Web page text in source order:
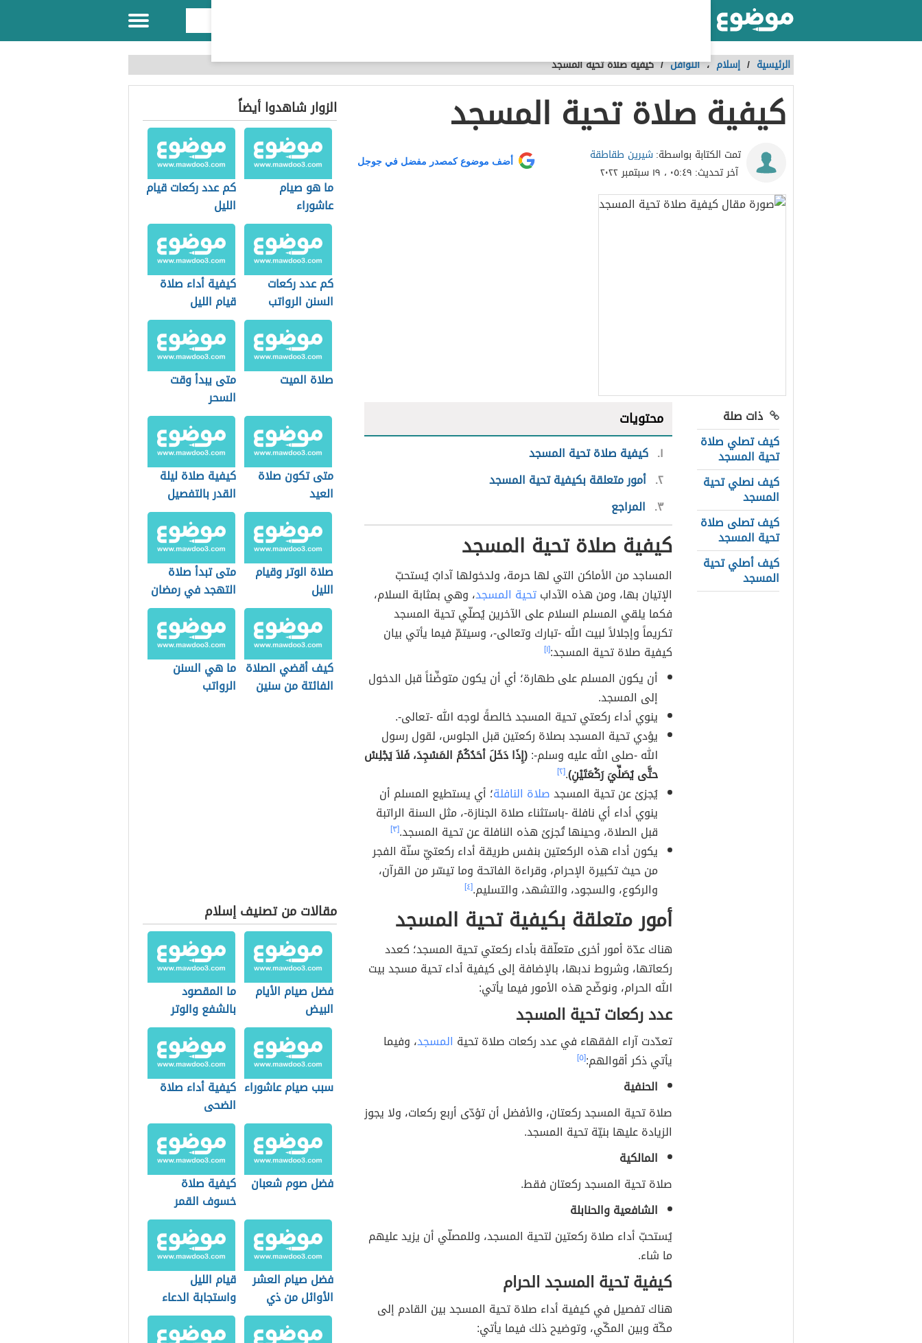
الرئيسية / إسلام ،النوافل /كيفية صلاة تحية المسجد
كيفية صلاة تحية المسجد
تمت الكتابة بواسطة:شيرين طقاطقة
آخر تحديث: ٠٥:٤٩ ، ١٩ سبتمبر ٢٠٢٢
أضف موضوع كمصدر مفضل في جوجل
ذات صلة
كيف تصلي صلاة
تحية المسجد
كيف نصلي تحية
المسجد
كيف تصلى صلاة
تحية المسجد
كيف أصلي تحية
المسجد
محتويات
١ كيفية صلاة تحية المسجد
٢ أمور متعلقة بكيفية تحية المسجد
٣ المراجع
كيفية صلاة تحية المسجد
المساجد من الأماكن التي لها حرمة، ولدخولها آدابٌ يُستحبّ
الإتيان بها، ومن هذه الآدابتحية المسجد، وهي بمثابة السلام،
فكما يلقي المسلم السلام على الآخرين يُصلّي تحية المسجد
تكريماً وإجلالاً لبيت الله -تبارك وتعالى-، وسيتمّ فيما يأتي بيان
كيفية صلاة تحية المسجد:[١]
أن يكون المسلم على طهارة؛ أي أن يكون متوضِّئاً قبل الدخول
إلى المسجد.
ينوي أداء ركعتي تحية المسجد خالصةً لوجه الله -تعالى-.
يؤدي تحية المسجد بصلاة ركعتين قبل الجلوس، لقول رسول
الله -صلى الله عليه وسلم-:(إِذَا دَخَلَ أحَدُكُمُ المَسْجِدَ، فَلاَ يَجْلِسْ
حتَّى يُصَلِّيَ رَكْعَتَيْنِ).[٢]
يُجزئ عن تحية المسجدصلاة النافلة؛ أي يستطيع المسلم أن
ينوي أداء أي نافلة -باستثناء صلاة الجنازة-، مثل السنة الراتبة
قبل الصلاة، وحينها تُجزئ هذه النافلة عن تحية المسجد.[٣]
يكون أداء هذه الركعتين بنفس طريقة أداء ركعتيّ سنّة الفجر
من حيث تكبيرة الإحرام، وقراءة الفاتحة وما تيسّر من القرآن،
والركوع، والسجود، والتشهد، والتسليم.[٤]
أمور متعلقة بكيفية تحية المسجد
هناك عدّة أمور أخرى متعلّقة بأداء ركعتي تحية المسجد؛ كعدد
ركعاتها، وشروط ندبها، بالإضافة إلى كيفية أداء تحية مسجد بيت
الله الحرام، ونوضّح هذه الأمور فيما يأتي:
عدد ركعات تحية المسجد
تعدّدت آراء الفقهاء في عدد ركعات صلاة تحية المسجد، وفيما
يأتي ذكر أقوالهم:[٥]
الحنفية
صلاة تحية المسجد ركعتان، والأفضل أن تؤدّى أربع ركعات، ولا يجوز
الزيادة عليها بنيّة تحية المسجد.
المالكية
صلاة تحية المسجد ركعتان فقط.
الشافعية والحنابلة
يُستحبّ أداء صلاة ركعتين لتحية المسجد، وللمصلّي أن يزيد عليهم
ما شاء.
كيفية تحية المسجد الحرام
هناك تفصيل في كيفية أداء صلاة تحية المسجد بين القادم إلى
مكّة وبين المكّي، وتوضيح ذلك فيما يأتي:
الزوار شاهدوا أيضاً
ما هو صيام
عاشوراء
كم عدد ركعات قيام
الليل
كم عدد ركعات
السنن الرواتب
كيفية أداء صلاة
قيام الليل
صلاة الميت
متى يبدأ وقت
السحر
متى تكون صلاة
العيد
كيفية صلاة ليلة
القدر بالتفصيل
صلاة الوتر وقيام
الليل
متى تبدأ صلاة
التهجد في رمضان
كيف أقضي الصلاة
الفائتة من سنين
ما هي السنن
الرواتب
مقالات من تصنيف إسلام
فضل صيام الأيام
البيض
ما المقصود
بالشفع والوتر
سبب صيام عاشوراء كيفية أداء صلاة
الضحى
فضل صوم شعبان
كيفية صلاة
خسوف القمر
فضل صيام العشر
الأوائل من ذي
الحجة
قيام الليل
واستجابة الدعاء